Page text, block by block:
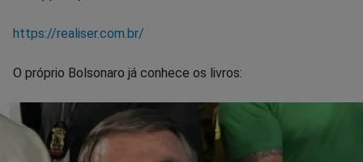
https://realiser.com.br/
O próprio Bolsonaro já conhece os livros: